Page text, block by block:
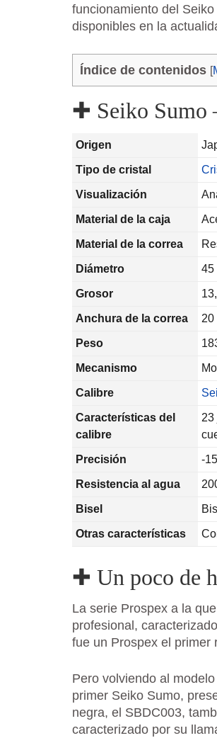
funcionamiento del
disponibles en la
Índice de contenidos [
✚ Seiko Sumo
Origen
Tipo de cristal
Visualización
Material de la caja
Material de la correa
Diámetro 45
Grosor
Anchura de la correa 20
Peso
Mecanismo
Calibre
Características del
calibre
23
Precisión -
Resistencia al agua
Bisel
Otras características
✚ Un poco de
La serie Prospex a la
profesional,
fue un Prospex el primer
Pero volviendo al
primer Seiko Sumo,
negra, el SBDC003,
caracterizado por su